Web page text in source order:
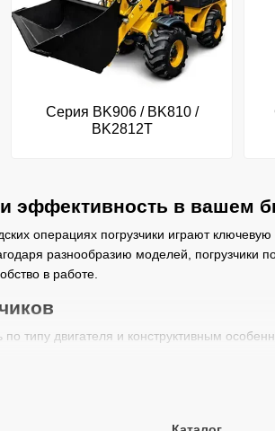
эффективность в вашем
операциях погрузчики играют
разнообразию моделей,
в работе.
типу двигателя и конструктивным
Серия BK906 / BK810 /
BK2812T